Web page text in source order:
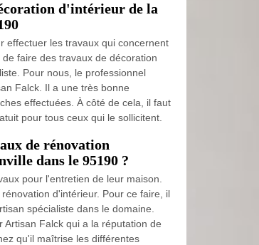
d'intérieur de la
effectuer les travaux qui concernent
faire des travaux de décoration
Pour nous, le professionnel
Falck. Il a une très bonne
effectuées. À côté de cela, il faut
pour tous ceux qui le sollicitent.
de rénovation
dans le 95190 ?
pour l'entretien de leur maison.
d'intérieur. Pour ce faire, il
spécialiste dans le domaine.
Falck qui a la réputation de
qu'il maîtrise les différentes